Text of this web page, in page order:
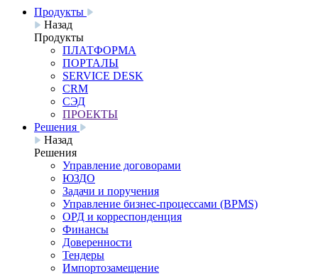
Продукты
Назад
Продукты
ПЛАТФОРМА
ПОРТАЛЫ
SERVICE DESK
CRM
СЭД
ПРОЕКТЫ
Решения
Назад
Решения
Управление договорами
ЮЗДО
Задачи и поручения
Управление бизнес-процессами (BPMS)
ОРД и корреспонденция
Финансы
Доверенности
Тендеры
Импортозамещение